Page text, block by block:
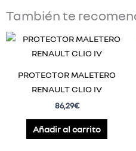
También te
PROTECTOR MALETERO
RENAULT CLIO IV
86,29€
Añadir al carrito